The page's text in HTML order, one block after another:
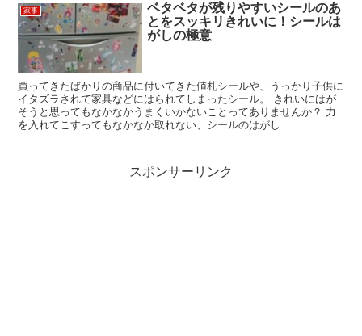
家事
ベタベタが残りやすいシールのあ
とをスッキリきれいに！シールは
がしの極意
買ってきたばかりの商品に付いてきた値札シールや、うっかり子供に
イタズラされて家具などにはられてしまったシール。 きれいにはが
そうと思ってもなかなかうまくいかないことってありませんか？ 力
を入れてこすってもなかなか取れない、シールのはがし...
スポンサーリンク